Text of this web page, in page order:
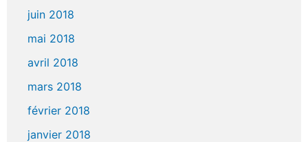
juin 2018
mai 2018
avril 2018
mars 2018
février 2018
janvier 2018